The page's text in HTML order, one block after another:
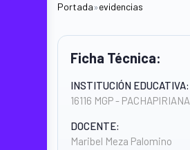
Portada»evidencias
Ficha Técnica:
INSTITUCIÓN EDUCATIVA:
16116 MGP - PACHAPIRIANA
DOCENTE:
Maribel Meza Palomino